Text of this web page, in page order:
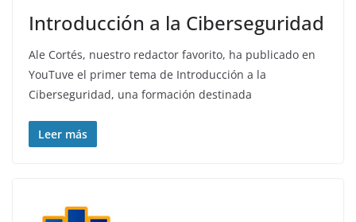
Introducción a la Ciberseguridad
Ale Cortés, nuestro redactor favorito, ha publicado en
YouTuve el primer tema de Introducción a la
Ciberseguridad, una formación destinada
Leer más